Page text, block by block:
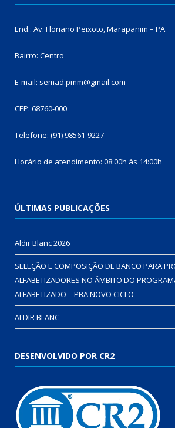
End.: Av. Floriano Peixoto, Marapanim – PA
Bairro: Centro
E-mail: semad.pmm@gmail.com
CEP: 68760-000
Telefone: (91) 98561-9227
Horário de atendimento: 08:00h às 14:00h
ÚLTIMAS PUBLICAÇÕES
Aldir Blanc 2026
SELEÇÃO E COMPOSIÇÃO DE BANCO PARA
ALFABETIZADORES NO ÂMBITO DO
ALFABETIZADO – PBA NOVO CICLO
ALDIR BLANC
DESENVOLVIDO POR CR2